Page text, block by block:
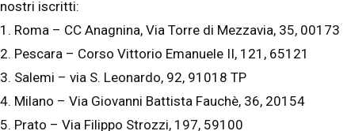
nostri iscritti:
1. Roma – CC Anagnina, Via Torre di Mezzavia, 35, 00173
2. Pescara – Corso Vittorio Emanuele II, 121, 65121
3. Salemi – via S. Leonardo, 92, 91018 TP
4. Milano – Via Giovanni Battista Fauchè, 36, 20154
5. Prato – Via Filippo Strozzi, 197, 59100